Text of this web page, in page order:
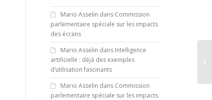
Mario Asselin dans Commission
parlementaire spéciale sur les impacts
des écrans
Mario Asselin dans Intelligence
artificielle : déjà des exemples
d’utilisation fascinants
Mario Asselin dans Commission
parlementaire spéciale sur les impacts